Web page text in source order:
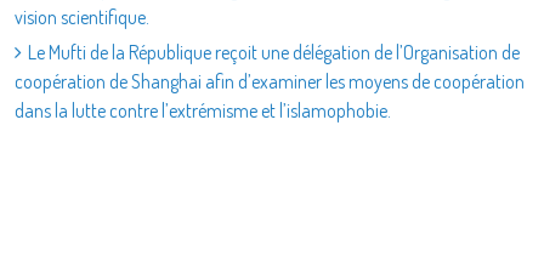
vision scientifique.
Le Mufti de la République reçoit une délégation de l’Organisation de
coopération de Shanghai afin d’examiner les moyens de coopération
dans la lutte contre l’extrémisme et l’islamophobie.